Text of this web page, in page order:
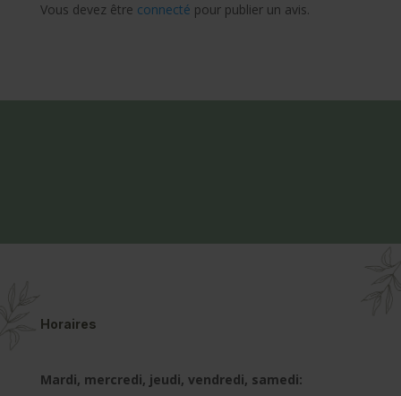
Vous devez être connecté pour publier un avis.
Horaires
Mardi, mercredi, jeudi, vendredi, samedi: